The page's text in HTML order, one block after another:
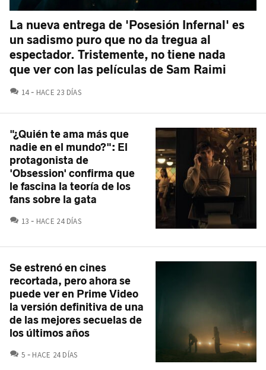
La nueva entrega de 'Posesión Infernal' es
un sadismo puro que no da tregua al
espectador. Tristemente, no tiene nada
que ver con las películas de Sam Raimi
14 COMENTARIOS
HACE 23 DÍAS
"¿Quién te ama más que
nadie en el mundo?": El
protagonista de
'Obsession' confirma que
le fascina la teoría de los
fans sobre la gata
13 COMENTARIOS
HACE 24 DÍAS
Se estrenó en cines
recortada, pero ahora se
puede ver en Prime Video
la versión definitiva de una
de las mejores secuelas de
los últimos años
5 COMENTARIOS
HACE 24 DÍAS